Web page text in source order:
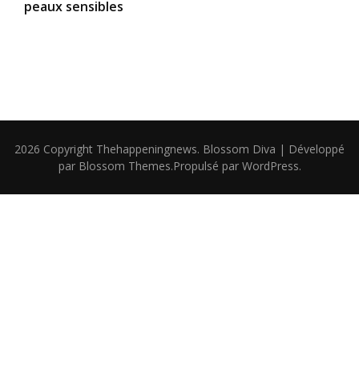
peaux sensibles
2026 Copyright Thehappeningnews. Blossom Diva | Développé
par Blossom Themes.Propulsé par WordPress.